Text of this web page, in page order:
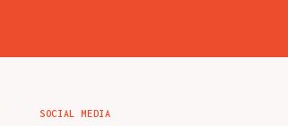
SOCIAL MEDIA